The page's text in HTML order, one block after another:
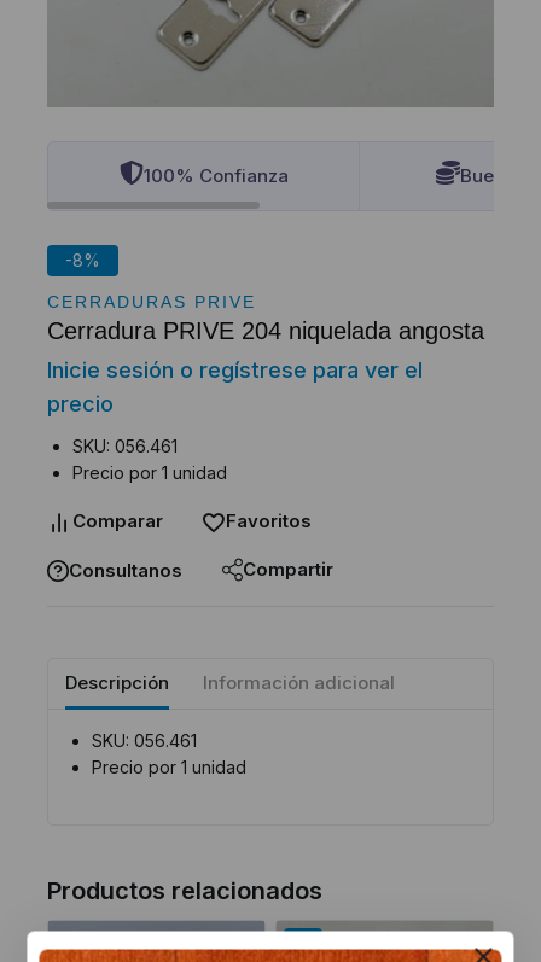
100% Confianza Buenos
-8%
CERRADURAS PRIVE
Cerradura PRIVE 204 niquelada angosta
Inicie sesión o regístrese para ver el
precio
SKU: 056.461
Precio por 1 unidad
Comparar Favoritos
Consultanos Compartir
Descripción Información adicional
SKU: 056.461
Precio por 1 unidad
Productos relacionados